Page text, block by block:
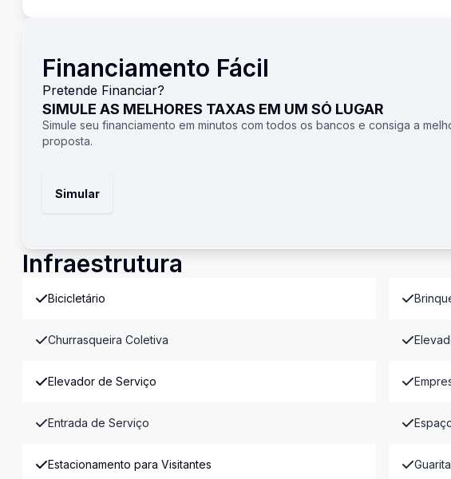
Financiamento Fácil
Pretende Financiar?
SIMULE AS MELHORES TAXAS EM UM SÓ LUGAR
Simule seu financiamento em minutos com todos os bancos e consiga a
proposta.
Simular
Infraestrutura
Bicicletário
Churrasqueira Coletiva
Elevador de Serviço
Entrada de Serviço
Estacionamento para Visitantes Guarita